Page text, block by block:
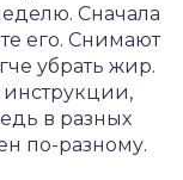
Сначала
его. Снимают
убрать жир.
инструкции,
в разных
по-разному.